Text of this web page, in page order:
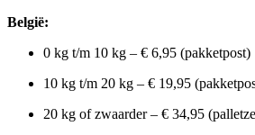
België:
0 kg t/m 10 kg – € 6,95 (pakketpost)
10 kg t/m 20 kg – € 19,95
20 kg of zwaarder – € 34,95